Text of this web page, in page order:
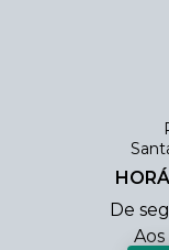
De
Aos